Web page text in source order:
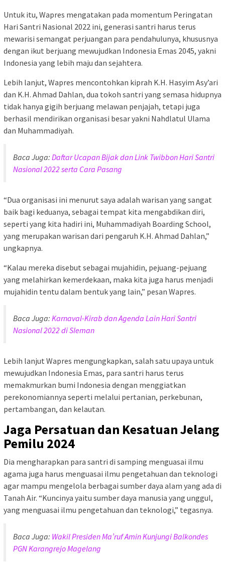
Untuk itu, Wapres mengatakan pada momentum Peringatan
Hari Santri Nasional 2022 ini, generasi santri harus terus
mewarisi semangat perjuangan para pendahulunya, khususnya
dengan ikut berjuang mewujudkan Indonesia Emas 2045, yakni
Indonesia yang lebih maju dan sejahtera.
Lebih lanjut, Wapres mencontohkan kiprah K.H. Hasyim Asy’ari
dan K.H. Ahmad Dahlan, dua tokoh santri yang semasa hidupnya
tidak hanya gigih berjuang melawan penjajah, tetapi juga
berhasil mendirikan organisasi besar yakni Nahdlatul Ulama
dan Muhammadiyah.
Baca Juga: Daftar Ucapan Bijak dan Link Twibbon Hari Santri
Nasional 2022 serta Cara Pasang
“Dua organisasi ini menurut saya adalah warisan yang sangat
baik bagi keduanya, sebagai tempat kita mengabdikan diri,
seperti yang kita hadiri ini, Muhammadiyah Boarding School,
yang merupakan warisan dari pengaruh K.H. Ahmad Dahlan,”
ungkapnya.
“Kalau mereka disebut sebagai mujahidin, pejuang-pejuang
yang melahirkan kemerdekaan, maka kita juga harus menjadi
mujahidin tentu dalam bentuk yang lain,” pesan Wapres.
Baca Juga: Karnaval-Kirab dan Agenda Lain Hari Santri
Nasional 2022 di Sleman
Lebih lanjut Wapres mengungkapkan, salah satu upaya untuk
mewujudkan Indonesia Emas, para santri harus terus
memakmurkan bumi Indonesia dengan menggiatkan
perekonomiannya seperti melalui pertanian, perkebunan,
pertambangan, dan kelautan.
Jaga Persatuan dan Kesatuan Jelang
Pemilu 2024
Dia mengharapkan para santri di samping menguasai ilmu
agama juga harus menguasai ilmu pengetahuan dan teknologi
agar mampu mengelola berbagai sumber daya alam yang ada di
Tanah Air. “Kuncinya yaitu sumber daya manusia yang unggul,
yang menguasai ilmu pengetahuan dan teknologi,” tegasnya.
Baca Juga: Wakil Presiden Ma’ruf Amin Kunjungi Balkondes
PGN Karangrejo Magelang